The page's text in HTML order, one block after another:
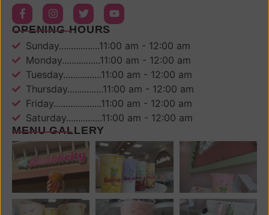
OPENING HOURS
Sunday.................11:00 am - 12:00 am
Monday................11:00 am - 12:00 am
Tuesday................11:00 am - 12:00 am
Thursday...............11:00 am - 12:00 am
Friday....................11:00 am - 12:00 am
Saturday...............11:00 am - 12:00 am
MENU GALLERY